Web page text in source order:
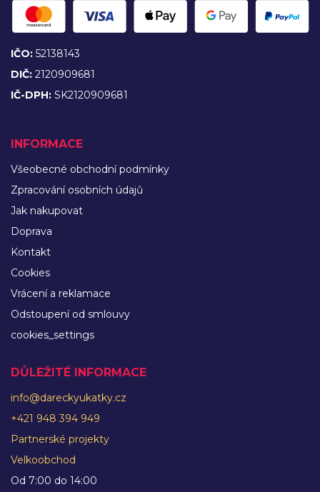
IČO: 52138143
DIČ: 2120909681
IČ-DPH: SK2120909681
INFORMACE
Všeobecné obchodní podmínky
Zpracování osobních údajů
Jak nakupovat
Doprava
Kontakt
Cookies
Vrácení a reklamace
Odstoupení od smlouvy
cookies_settings
DŮLEŽITÉ INFORMACE
info@dareckyukatky.cz
+421 948 394 949
Partnerské projekty
Velkoobchod
Od 7:00 do 14:00